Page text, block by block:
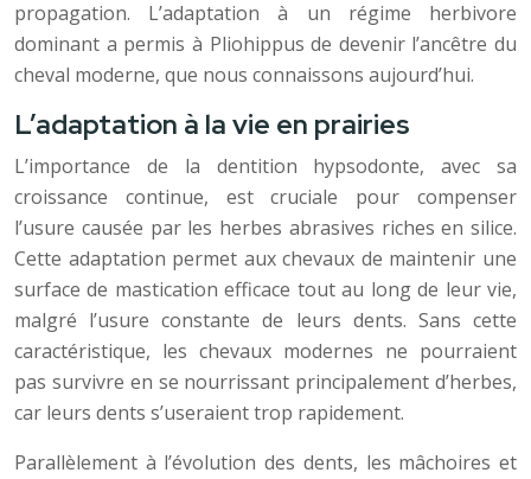
propagation. L’adaptation à un régime herbivore
dominant a permis à Pliohippus de devenir l’ancêtre du
cheval moderne, que nous connaissons aujourd’hui.
L’adaptation à la vie en prairies
L’importance de la dentition hypsodonte, avec sa
croissance continue, est cruciale pour compenser
l’usure causée par les herbes abrasives riches en silice.
Cette adaptation permet aux chevaux de maintenir une
surface de mastication efficace tout au long de leur vie,
malgré l’usure constante de leurs dents. Sans cette
caractéristique, les chevaux modernes ne pourraient
pas survivre en se nourrissant principalement d’herbes,
car leurs dents s’useraient trop rapidement.
Parallèlement à l’évolution des dents, les mâchoires et